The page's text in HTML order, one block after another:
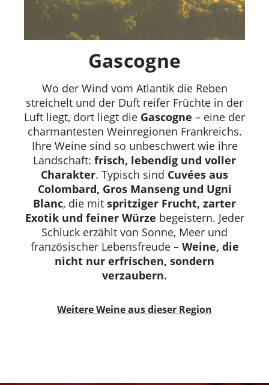
Gascogne
Wo der Wind vom Atlantik die Reben
streichelt und der Duft reifer Früchte in der
Luft liegt, dort liegt die Gascogne – eine der
charmantesten Weinregionen Frankreichs.
Ihre Weine sind so unbeschwert wie ihre
Landschaft: frisch, lebendig und voller
Charakter. Typisch sind Cuvées aus
Colombard, Gros Manseng und Ugni
Blanc, die mit spritziger Frucht, zarter
Exotik und feiner Würze begeistern. Jeder
Schluck erzählt von Sonne, Meer und
französischer Lebensfreude – Weine, die
nicht nur erfrischen, sondern
verzaubern.
Weitere Weine aus dieser Region